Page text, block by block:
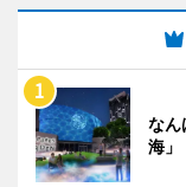
なん
海